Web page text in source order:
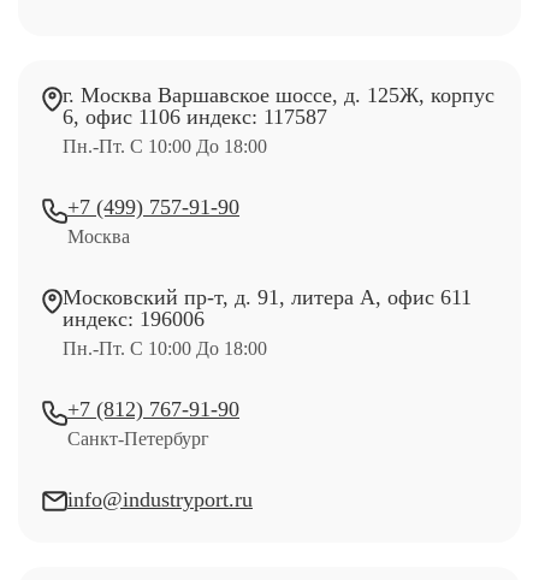
г. Москва Варшавское шоссе, д. 125Ж, корпус
6, офис 1106 индекс: 117587
Пн.-Пт. С 10:00 До 18:00
+7 (499) 757-91-90
Москва
Московский пр-т, д. 91, литера А, офис 611
индекс: 196006
Пн.-Пт. С 10:00 До 18:00
+7 (812) 767-91-90
Санкт-Петербург
info@industryport.ru